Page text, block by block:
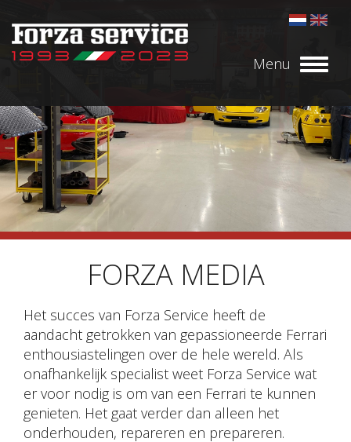
Menu
FORZA MEDIA
Het succes van Forza Service heeft de
aandacht getrokken van gepassioneerde Ferrari
enthousiastelingen over de hele wereld. Als
onafhankelijk specialist weet Forza Service wat
er voor nodig is om van een Ferrari te kunnen
genieten. Het gaat verder dan alleen het
onderhouden, repareren en prepareren.